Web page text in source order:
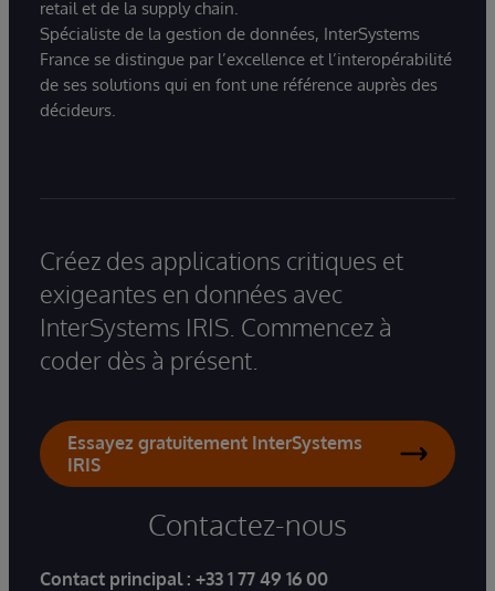
retail et de la supply chain.
Spécialiste de la gestion de données, InterSystems
France se distingue par l’excellence et l’interopérabilité
de ses solutions qui en font une référence auprès des
décideurs.
Créez des applications critiques et
exigeantes en données avec
InterSystems IRIS. Commencez à
coder dès à présent.
Essayez gratuitement InterSystems
IRIS
Contactez-nous
Contact principal : +33 1 77 49 16 00